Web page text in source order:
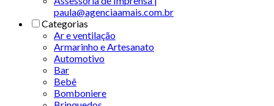
paula@agenciaamais.com.br
Categorias
Ar e ventilação
Armarinho e Artesanato
Automotivo
Bar
Bebê
Bomboniere